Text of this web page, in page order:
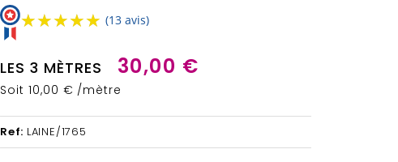
★★★★★
★★★★★ (13 avis)
LES 3 MÈTRES 30,00 €
Soit 10,00 € /mètre
Ref: LAINE/1765